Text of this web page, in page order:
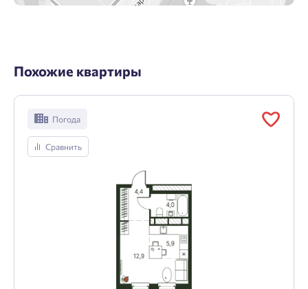
Похожие квартиры
Погода
Сравнить